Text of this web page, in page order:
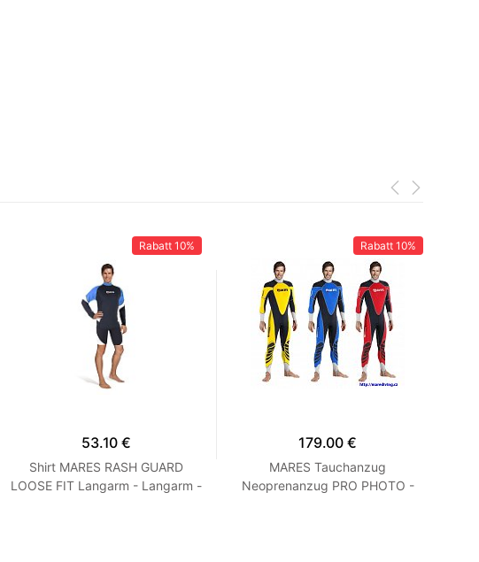
Rabatt 10%
53.10 €
Shirt MARES RASH GUARD
LOOSE FIT Langarm - Langarm -
Rabatt 10%
179.00 €
MARES Tauchanzug
Neoprenanzug PRO PHOTO -